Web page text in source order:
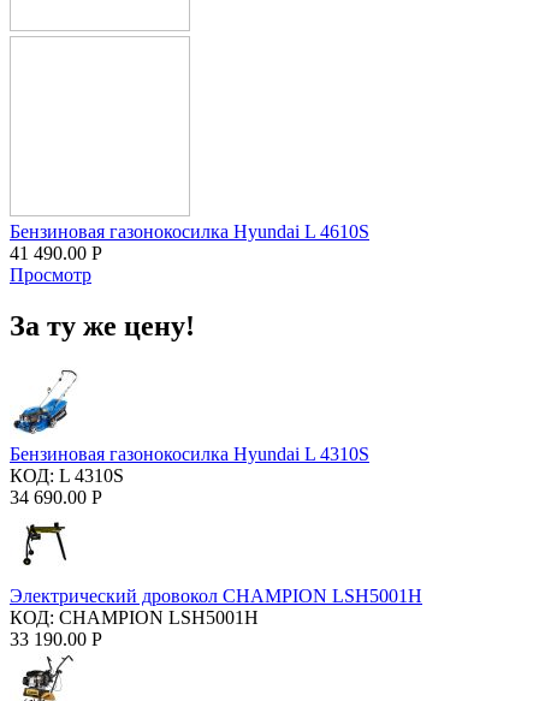
Бензиновая газонокосилка Hyundai L 4610S
41 490.00 Р
Просмотр
За ту же цену!
Бензиновая газонокосилка Hyundai L 4310S
КОД: L 4310S
34 690.00 Р
Электрический дровокол CHAMPION LSH5001H
КОД: CHAMPION LSH5001H
33 190.00 Р